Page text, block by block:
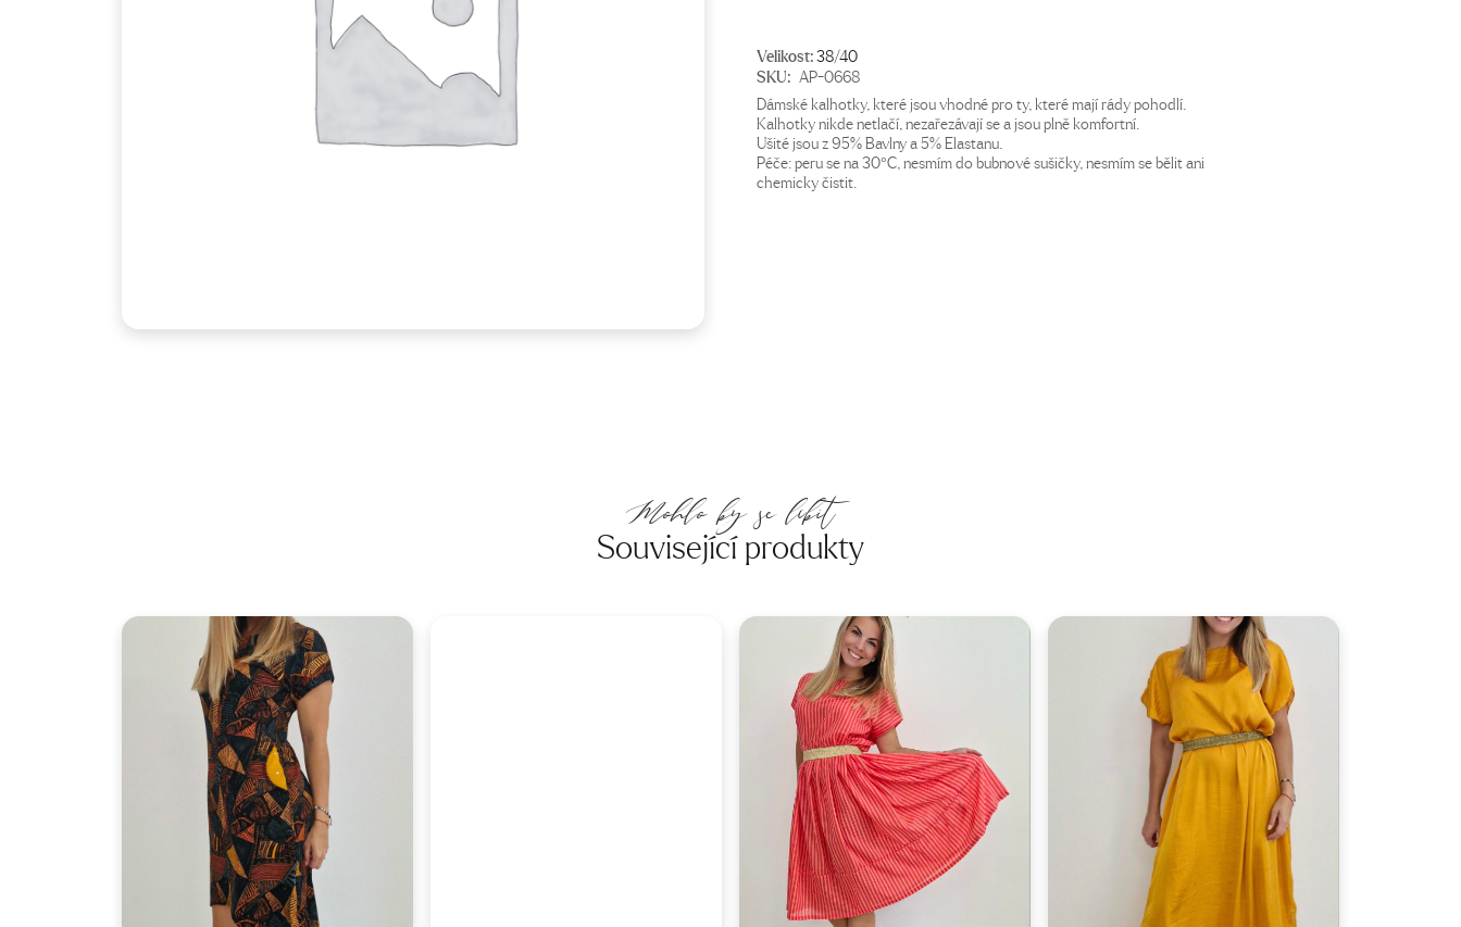
Velikost:38/40
SKU: AP-0668
Dámské kalhotky, které jsou vhodné pro ty, které mají rády pohodlí.
Kalhotky nikde netlačí, nezařezávají se a jsou plně komfortní.
Ušité jsou z 95% Bavlny a 5% Elastanu.
Péče: peru se na 30°C, nesmím do bubnové sušičky, nesmím se bělit ani
chemicky čistit.
Mohlo by se líbit
Související produkty